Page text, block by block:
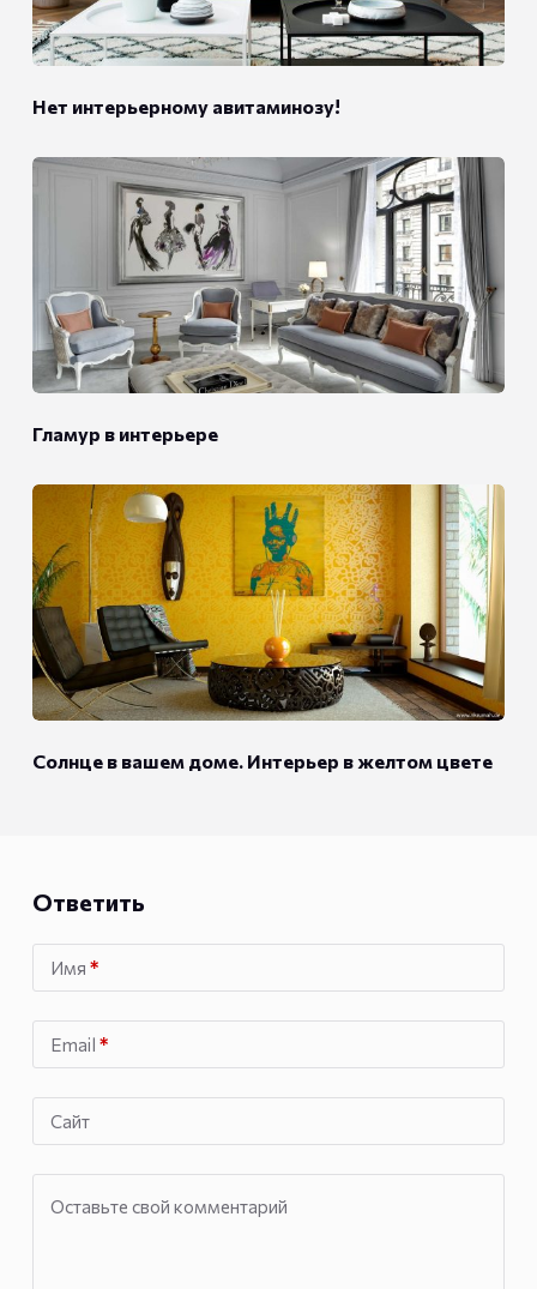
Нет интерьерному авитаминозу!
Гламур в интерьере
Солнце в вашем доме. Интерьер в желтом цвете
Ответить
Имя *
Email *
Сайт
Оставьте свой комментарий